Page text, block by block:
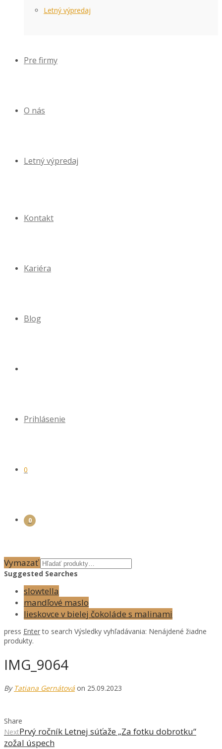
Letný výpredaj
Pre firmy
O nás
Letný výpredaj
Kontakt
Kariéra
Blog
Prihlásenie
0
0
Vymazať
Suggested Searches
slowtella
mandľové maslo
lieskovce v bielej čokoláde s malinami
press Enterto search Výsledky vyhľadávania: Nenájdené žiadne
produkty.
IMG_9064
By Tatiana Gernátová on 25.09.2023
Share
NextPrvý ročník Letnej súťaže „Za fotku dobrotku“
zožal úspech